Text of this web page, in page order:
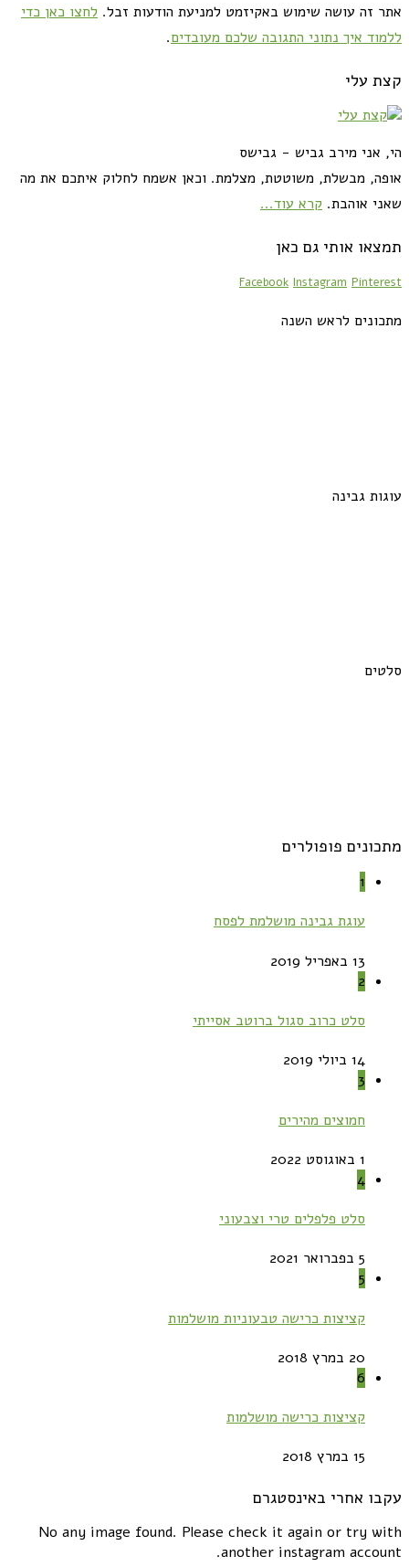
אתר זה עושה שימוש באקיזמט למניעת הודעות זבל. לחצו כאן כדי
ללמוד איך נתוני התגובה שלכם מעובדים.
קצת עלי
הי, אני מירב גביש - גבישס
אופה, מבשלת, משוטטת, מצלמת. וכאן אשמח לחלוק איתכם את מה
שאני אוהבת. קרא עוד...
תמצאו אותי גם כאן
Facebook Instagram Pinterest
מתכונים לראש השנה
עוגות גבינה
סלטים
מתכונים פופולרים
1
עוגת גבינה מושלמת לפסח
13 באפריל 2019
2
סלט כרוב סגול ברוטב אסייתי
14 ביולי 2019
3
חמוצים מהירים
1 באוגוסט 2022
4
סלט פלפלים טרי וצבעוני
5 בפברואר 2021
5
קציצות כרישה טבעוניות מושלמות
20 במרץ 2018
6
קציצות כרישה מושלמות
15 במרץ 2018
עקבו אחרי באינסטגרם
No any image found. Please check it again or try with
another instagram account.